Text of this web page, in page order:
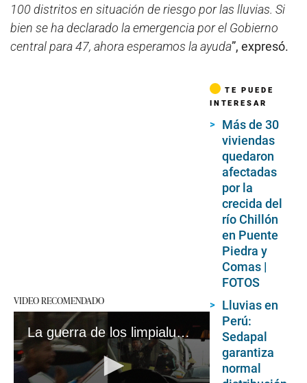
100 distritos en situación de riesgo por las lluvias. Si
bien se ha declarado la emergencia por el Gobierno
central para 47, ahora esperamos la ayuda”, expresó.
VIDEO RECOMENDADO
La guerra de los limpialunas por los semáforos de Lima: dónde operan y qué denuncian tienen
TE PUEDE
INTERESAR
Más de 30
viviendas
quedaron
afectadas
por la
crecida del
río Chillón
en Puente
Piedra y
Comas |
FOTOS
Lluvias en
Perú:
Sedapal
garantiza
normal